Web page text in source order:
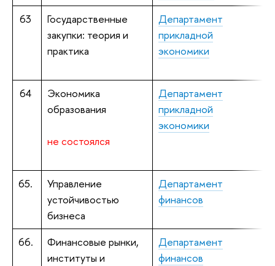
63
Государственные
закупки: теория и
практика
Департамент
прикладной
экономики
64
Экономика
образования
не состоялся
Департамент
прикладной
экономики
65.
Управление
устойчивостью
бизнеса
Департамент
финансов
66.
Финансовые рынки,
институты и
Департамент
финансов